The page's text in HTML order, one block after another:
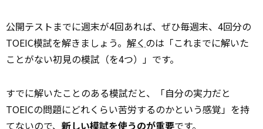
公開テストまでに週末が4回あれば、ぜひ毎週末、4回分の
TOEIC模試を解きましょう。 解く のは「これまでに解いた
ことがない初見の模試（を4つ）」です。
すでに解いたことのある模試だと、「自分の実力だと
TOEICの問題にどれくらい苦労するのかという感覚」を持
てないので、 新しい模試を使うのが重要です。